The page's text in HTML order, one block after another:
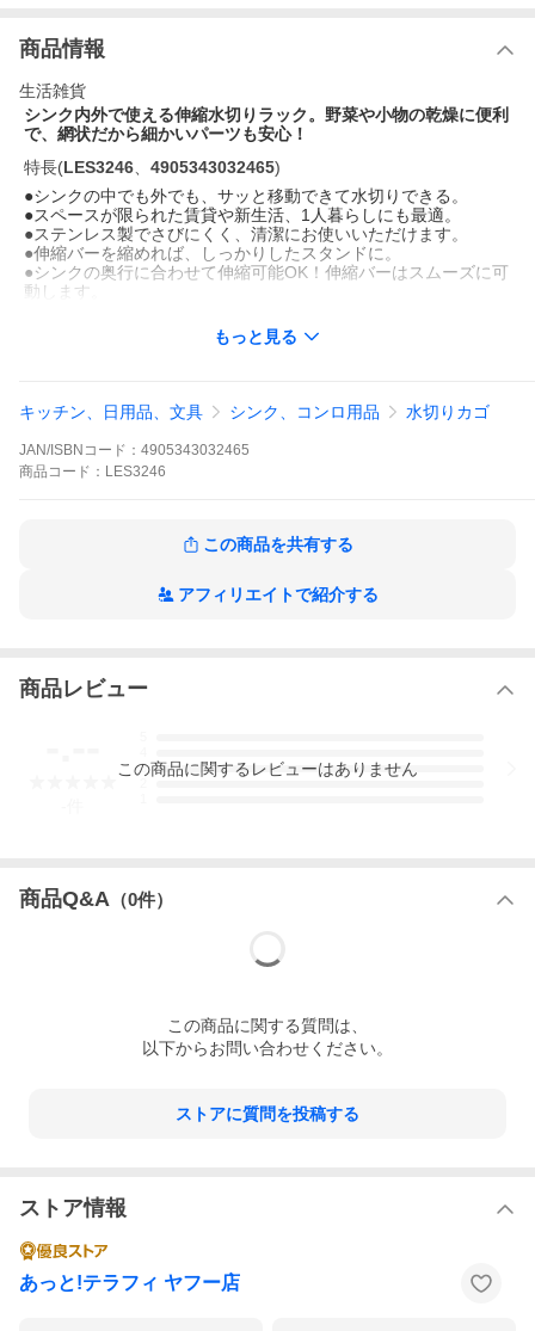
商品情報
生活雑貨
シンク内外で使える伸縮水切りラック。野菜や小物の乾燥に便利
で、網状だから細かいパーツも安心！
特長(LES3246、 4905343032465)
●シンクの中でも外でも、サッと移動できて水切りできる。
●スペースが限られた賃貸や新生活、1人暮らしにも最適。
●ステンレス製でさびにくく、清潔にお使いいただけます。
●伸縮バーを縮めれば、しっかりしたスタンドに。
●シンクの奥行に合わせて伸縮可能OK！伸縮バーはスムーズに可
動します。
●洗った野菜の水切りスペースとしても便利！
●網なので細かな水筒のフタやパッキンも物も落ちずに安心。
◆かご内寸:幅18.5x奥行29.5x高さ4cm
本体:ステンレス鋼)
すべりどめゴム:シリコーンゴム
◆最大積載重量:2kg(バスケット)
◆対応シンク奥行サイズ:32〜45cm
もっと見る
キッチン、日用品、文具 シンク、コンロ用品 水切りカゴ
JAN/ISBNコード： 4905343032465
商品 コード： LES3246
この商品を共有する
アフィリエイトで紹介する
商品レビュー
3
この商品に関するレビューはありません
商品Q&A （0件）
この商品に関する質問は、
以下からお問い合わせください。
ストアに質問を投稿する
ストア情報
あっと!テラフィ ヤフー店